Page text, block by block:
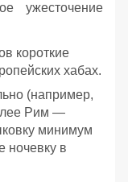
ужесточение
короткие
хабах.
(например,
Рим —
минимум
ночевку в